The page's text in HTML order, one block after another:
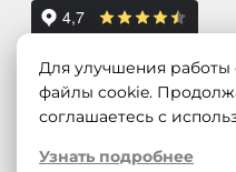
Для улучшения работы
файлы cookie.
соглашаетесь с
Узнать подробнее